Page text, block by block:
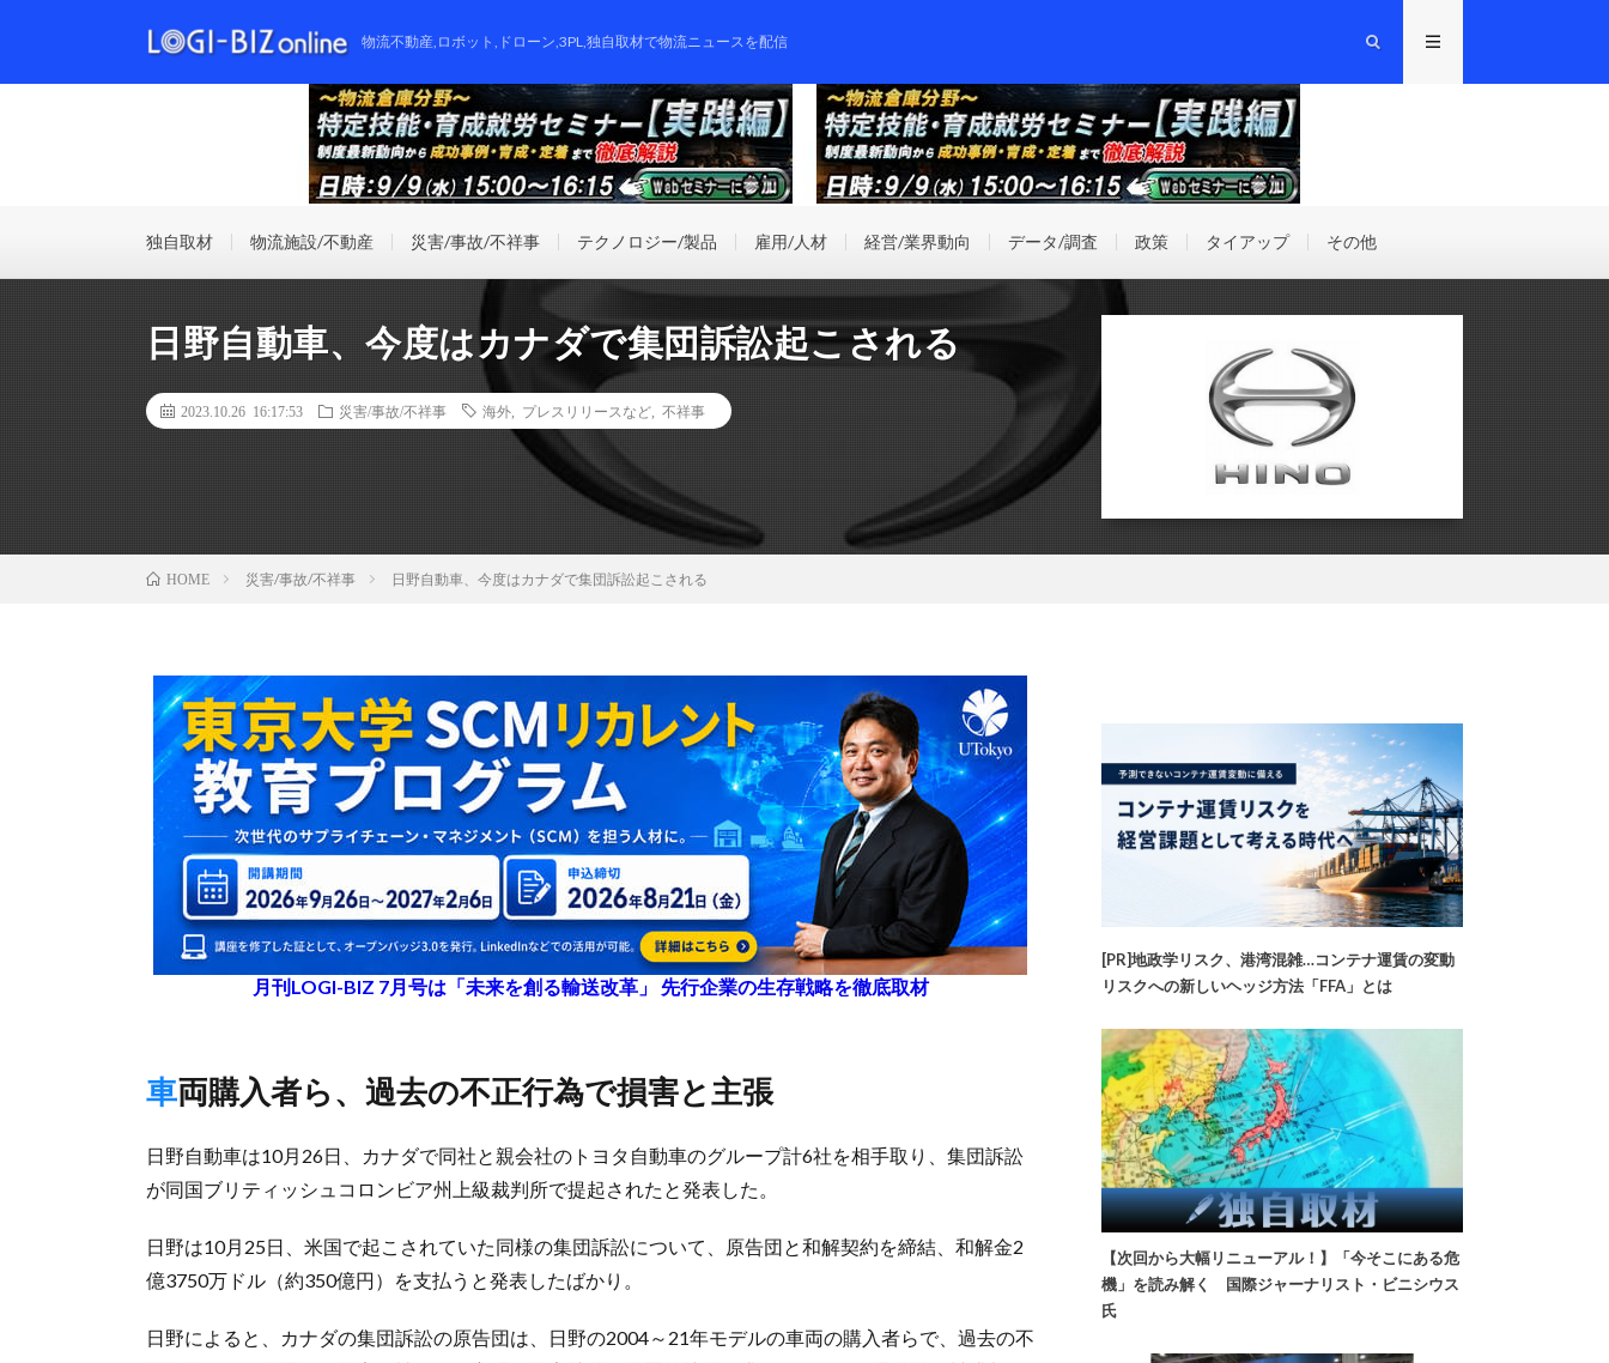
物流不動産,ロボット,ドローン,3PL,独自取材で物流ニュースを配信
独自取材 物流施設/不動産 災害/事故/不祥事 テクノロジー/製品 雇用/人材 経営/業界動向 データ/調査 政策 タイアップ その他
日野自動車、今度はカナダで集団訴訟起こされる
2023.10.26 16:17:53 災害/事故/不祥事 海外 プレスリリースなど 不祥事
HOME 災害/事故/不祥事 日野自動車、今度はカナダで集団訴訟起こされる
月刊LOGI-BIZ 7月号は「未来を創る輸送改革」 先行企業の生存戦略を徹底取材
車両購入者ら、過去の不正行為で損害と主張
日野自動車は10月26日、カナダで同社と親会社のトヨタ自動車のグループ計6社を相手取り、集団訴訟
が同国ブリティッシュコロンビア州上級裁判所で提起されたと発表した。
日野は10月25日、米国で起こされていた同様の集団訴訟について、原告団と和解契約を締結、和解金2
億3750万ドル（約350億円）を支払うと発表したばかり。
日野によると、カナダの集団訴訟の原告団は、日野の2004～21年モデルの車両の購入者らで、過去の不
[PR]地政学リスク、港湾混雑…コンテナ運賃の変動
リスクへの新しいヘッジ方法「FFA」とは
【次回から大幅リニューアル！】「今そこにある危
機」を読み解く 国際ジャーナリスト・ビニシウス
氏